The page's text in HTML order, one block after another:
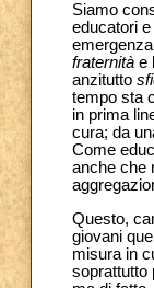
Siamo
educatori
fraternità e
anzitutto
tempo sta
in prima
cura; da
Come
anche che
Questo,
giovani
misura in
soprattutto